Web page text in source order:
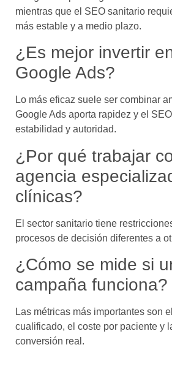
mientras que el SEO sanitario
más estable y a medio plazo.
¿Es mejor invertir
Google Ads?
Lo más eficaz suele ser combinar
Google Ads aporta rapidez y el
estabilidad y autoridad.
¿Por qué trabajar
agencia
clínicas?
El sector sanitario tiene
procesos de decisión diferentes a
¿Cómo se mide si
campaña funciona?
Las métricas más importantes son
cualificado, el coste por paciente y
conversión real.